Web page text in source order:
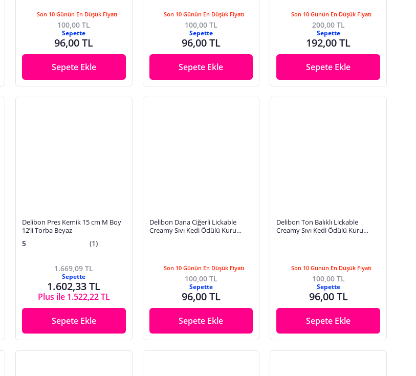
Son 10 Günün En Düşük Fiyatı
100,00 TL
Sepette
96,00 TL
Sepete Ekle
Son 10 Günün En Düşük Fiyatı
100,00 TL
Sepette
96,00 TL
Sepete Ekle
Son 10 Günün En Düşük Fiyatı
200,00 TL
Sepette
192,00 TL
Sepete Ekle
Delibon Pres Kemik 15 cm M Boy
12’li Torba Beyaz
5 (1)
1.669,09 TL
Sepette
1.602,33 TL
Plus ile 1.522,22 TL
Sepete Ekle
Delibon Dana Ciğerli Lickable
Creamy Sıvı Kedi Ödülü Kuru
Son 10 Günün En Düşük Fiyatı
100,00 TL
Sepette
96,00 TL
Sepete Ekle
Delibon Ton Balıklı Lickable
Creamy Sıvı Kedi Ödülü Kuru
Son 10 Günün En Düşük Fiyatı
100,00 TL
Sepette
96,00 TL
Sepete Ekle